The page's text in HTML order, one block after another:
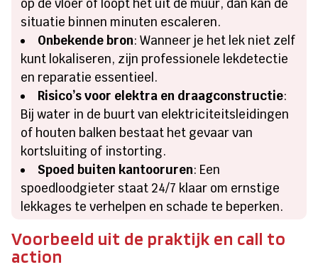
op de vloer of loopt het uit de muur, dan kan de
situatie binnen minuten escaleren.
Onbekende bron: Wanneer je het lek niet zelf
kunt lokaliseren, zijn professionele lekdetectie
en reparatie essentieel.
Risico’s voor elektra en draagconstructie:
Bij water in de buurt van elektriciteitsleidingen
of houten balken bestaat het gevaar van
kortsluiting of instorting.
Spoed buiten kantooruren: Een
spoedloodgieter staat 24/7 klaar om ernstige
lekkages te verhelpen en schade te beperken.
Voorbeeld uit de praktijk en call to
action